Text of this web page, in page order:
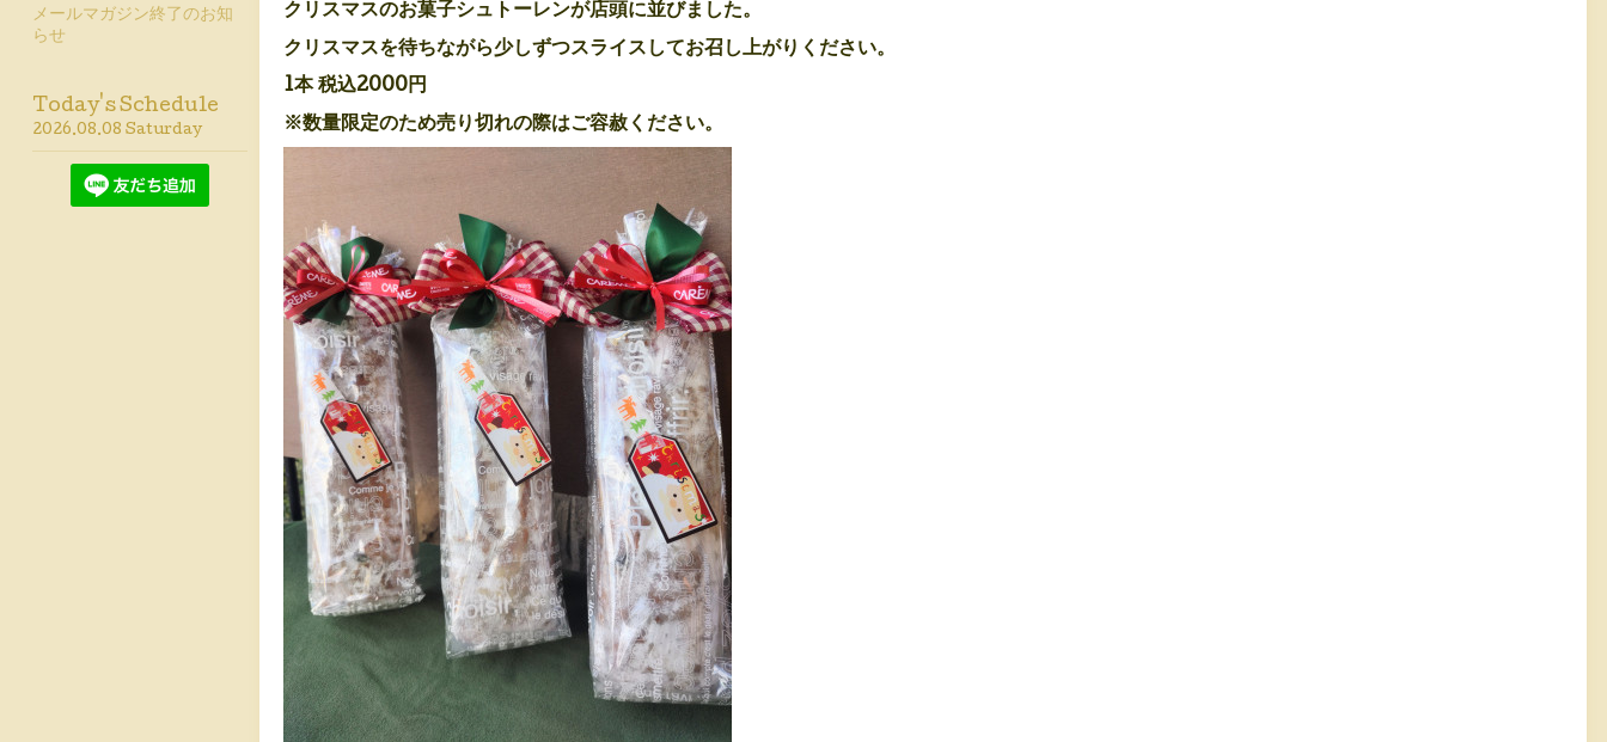
クリスマスのお菓子シュトーレンが店頭に並びました。
クリスマスを待ちながら少しずつスライスしてお召し上がりください。
1本 税込2000円
※数量限定のため売り切れの際はご容赦ください。
メールマガジン終了のお知
らせ
Today's Schedule
2026.08.08 Saturday